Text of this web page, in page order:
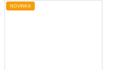
NOVINKA